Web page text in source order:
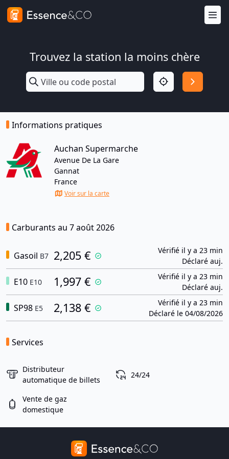
Trouvez la station la moins chère
Informations pratiques
Auchan Supermarche
Avenue De La Gare
Gannat
France
Voir sur la carte
Carburants au 7 août 2026
Gasoil B7 2,205 €
Vérifié il y a 23 min
Déclaré auj.
E10 E10 1,997 €
Vérifié il y a 23 min
Déclaré auj.
SP98 E5 2,138 €
Vérifié il y a 23 min
Déclaré le 04/08/2026
Services
Distributeur
automatique de billets
24/24
Vente de gaz
domestique